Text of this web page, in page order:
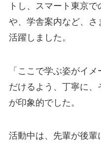
トし、スマート東京
や、学舎案内など、
活躍しました。
「ここで学ぶ姿がイ
だけるよう、丁寧に
が印象的でした。
活動中は、先輩が後